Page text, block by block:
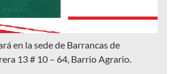
en la sede de Barrancas de
13 # 10 – 64, Barrio Agrario.